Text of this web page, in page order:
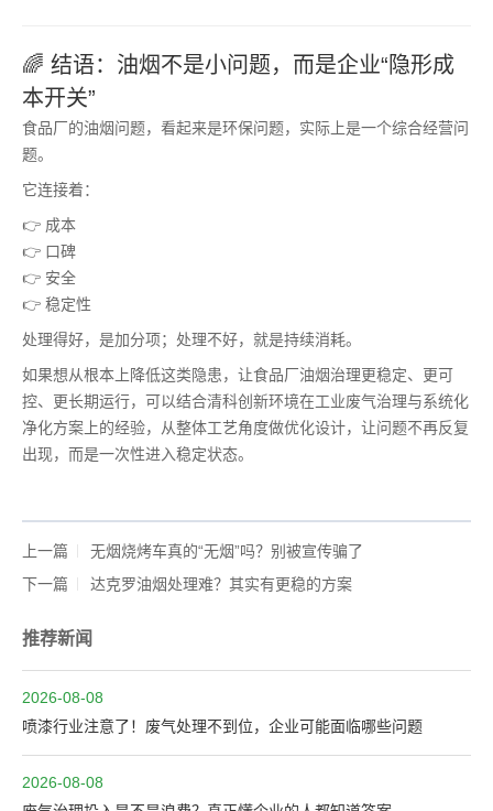
🌈 结语：油烟不是小问题，而是企业“隐形成
本开关”
食品厂的油烟问题，看起来是环保问题，实际上是一个综合经营问
题。
它连接着：
👉 成本
👉 口碑
👉 安全
👉 稳定性
处理得好，是加分项；处理不好，就是持续消耗。
如果想从根本上降低这类隐患，让食品厂油烟治理更稳定、更可
控、更长期运行，可以结合清科创新环境在工业废气治理与系统化
净化方案上的经验，从整体工艺角度做优化设计，让问题不再反复
出现，而是一次性进入稳定状态。
上一篇
无烟烧烤车真的“无烟”吗？别被宣传骗了
下一篇
达克罗油烟处理难？其实有更稳的方案
推荐新闻
2026-08-08
喷漆行业注意了！废气处理不到位，企业可能面临哪些问题
2026-08-08